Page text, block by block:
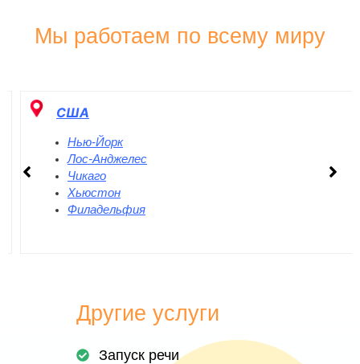
Мы работаем по всему миру
США
Нью-Йорк
Лос-Анджелес
Чикаго
Хьюстон
Филадельфия
Другие услуги
Запуск речи